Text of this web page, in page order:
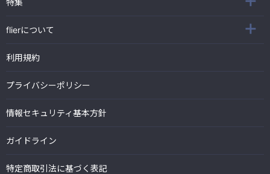
flierについて
利用規約
プライバシーポリシー
情報セキュリティ基本方針
ガイドライン
特定商取引法に基づく表記